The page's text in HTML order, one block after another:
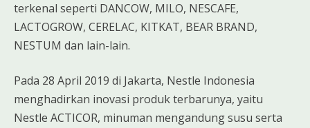
terkenal seperti DANCOW, MILO, NESCAFE,
LACTOGROW, CERELAC, KITKAT, BEAR BRAND,
NESTUM dan lain-lain.
Pada 28 April 2019 di Jakarta, Nestle Indonesia
menghadirkan inovasi produk terbarunya, yaitu
Nestle ACTICOR, minuman mengandung susu serta